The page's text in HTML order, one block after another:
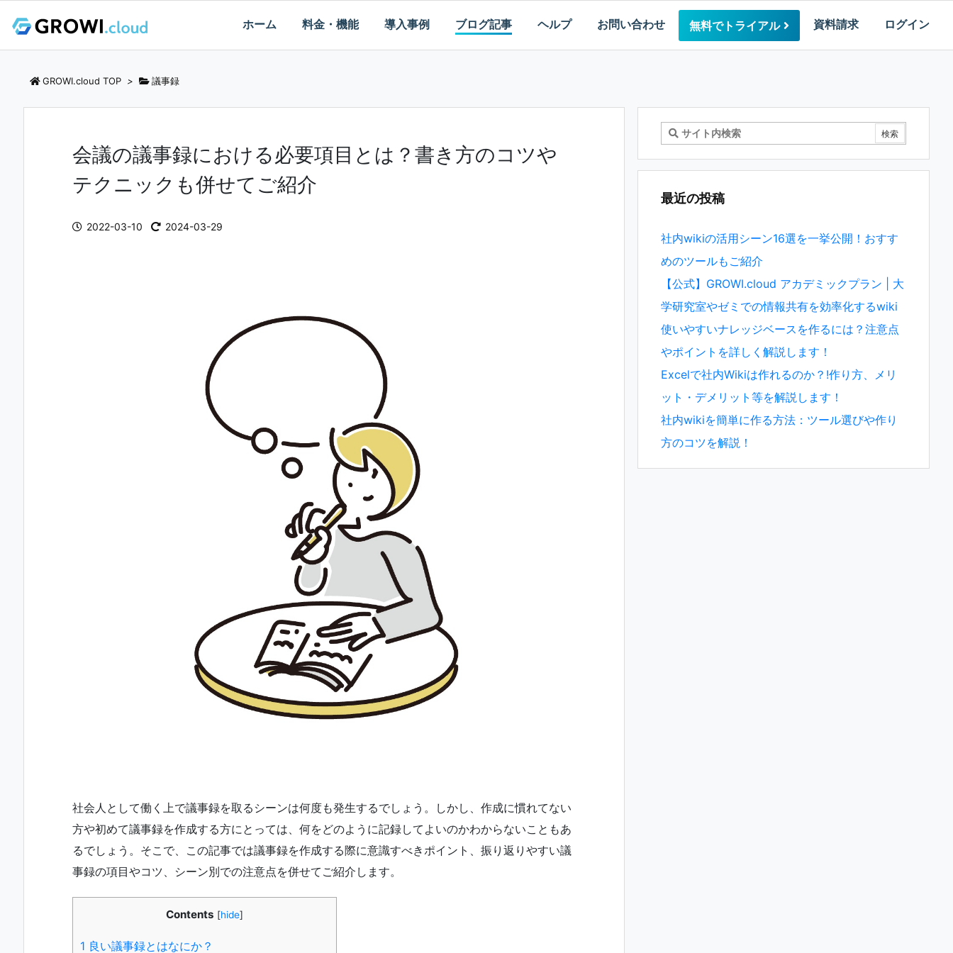
ホーム 料金・機能 導入事例 ブログ記事 ヘルプ お問い合わせ 無料でトライアル 資料請求 ログイン
GROWI.cloud TOP > 議事録
会議の議事録における必要項目とは？書き方のコツや
テクニックも併せてご紹介
2022-03-10 2024-03-29
社会人として働く上で議事録を取るシーンは何度も発生するでしょう。しかし、作成に慣れてない
方や初めて議事録を作成する方にとっては、何をどのように記録してよいのかわからないこともあ
るでしょう。そこで、この記事では議事録を作成する際に意識すべきポイント、振り返りやすい議
事録の項目やコツ、シーン別での注意点を併せてご紹介します。
Contents [hide]
1 良い議事録とはなにか？
最近の投稿
社内wikiの活用シーン16選を一挙公開！おすす
めのツールもご紹介
【公式】GROWI.cloud アカデミックプラン | 大
学研究室やゼミでの情報共有を効率化するwiki
使いやすいナレッジベースを作るには？注意点
やポイントを詳しく解説します！
Excelで社内Wikiは作れるのか？!作り方、メリ
ット・デメリット等を解説します！
社内wikiを簡単に作る方法：ツール選びや作り
方のコツを解説！